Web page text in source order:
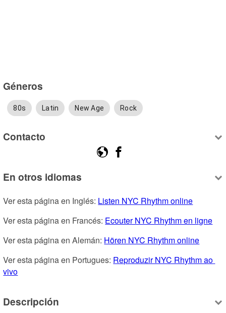
Géneros
80s Latin New Age Rock
Contacto
En otros idiomas
Ver esta página en Inglés: Listen NYC Rhythm online
Ver esta página en Francés: Ecouter NYC Rhythm en ligne
Ver esta página en Alemán: Hören NYC Rhythm online
Ver esta página en Portugues: Reproduzir NYC Rhythm ao
vivo
Descripción